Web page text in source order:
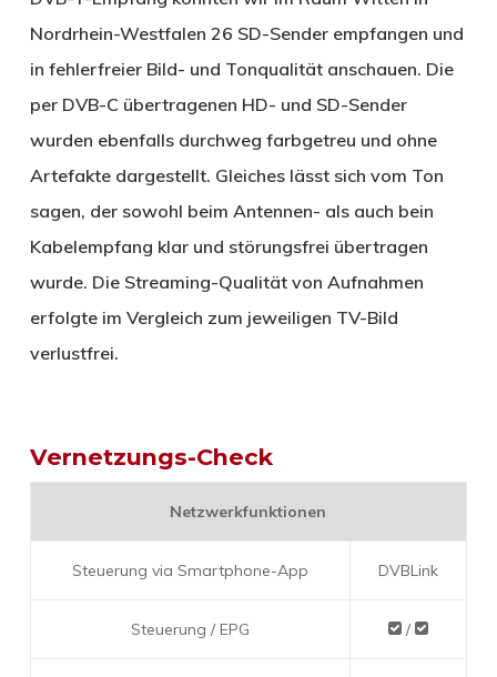
Nordrhein-Westfalen 26 SD-Sender empfangen und
in fehlerfreier Bild- und Tonqualität anschauen. Die
per DVB-C übertragenen HD- und SD-Sender
wurden ebenfalls durchweg farbgetreu und ohne
Artefakte dargestellt. Gleiches lässt sich vom Ton
sagen, der sowohl beim Antennen- als auch bein
Kabelempfang klar und störungsfrei übertragen
wurde. Die Streaming-Qualität von Aufnahmen
erfolgte im Vergleich zum jeweiligen TV-Bild
verlustfrei.
Vernetzungs-Check
Netzwerkfunktionen
Steuerung via Smartphone-App DVBLink
Steuerung / EPG /